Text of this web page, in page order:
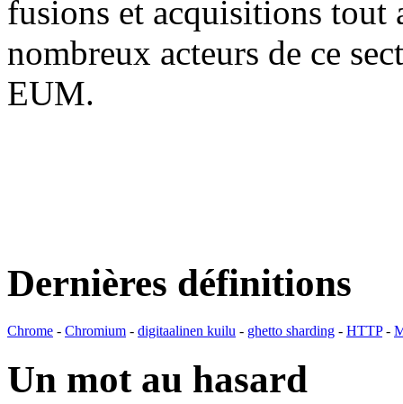
fusions et acquisitions tout
nombreux acteurs de ce
EUM.
Dernières définitions
Chrome - Chromium - digitaalinen kuilu - ghetto sharding - HTTP-
Un mot au hasard